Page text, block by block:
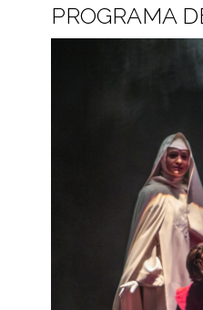
PROGRAMA